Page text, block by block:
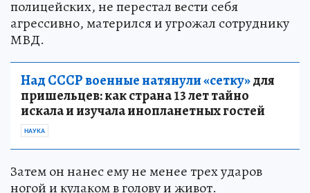
полицейских, не перестал вести себя
агрессивно, матерился и угрожал сотруднику
МВД.
Над СССР военные натянули «сетку»для
пришельцев: как страна 13 лет тайно
искала и изучала инопланетных гостей
НАУКА
Затем он нанес ему не менее трех ударов
ногой и кулаком в голову и живот.